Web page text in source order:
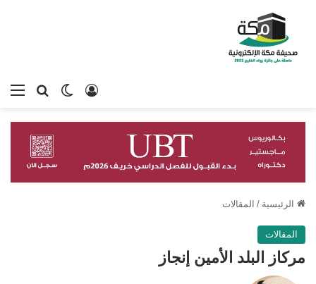
بحثالوضع
تسجيل الدخول
الرئيسية / المقالات
المقالات
مركاز البلد الأمين إنجاز